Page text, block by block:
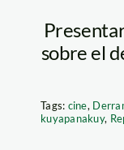
sobre el
Tags: cine,
kuyapanakuy,